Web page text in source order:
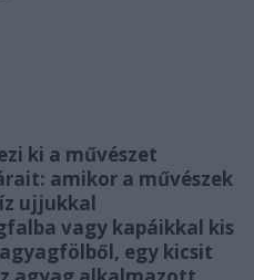
ki a művészet
amikor a művészek
ujjukkal
vagy kapáikkal kis
egy kicsit